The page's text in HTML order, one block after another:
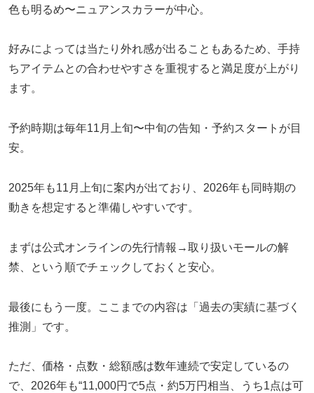
色も明るめ〜ニュアンスカラーが中心。
好みによっては当たり外れ感が出ることもあるため、手持
ちアイテムとの合わせやすさを重視すると満足度が上がり
ます。
予約時期は毎年11月上旬〜中旬の告知・予約スタートが目
安。
2025年も11月上旬に案内が出ており、2026年も同時期の
動きを想定すると準備しやすいです。
まずは公式オンラインの先行情報→取り扱いモールの解
禁、という順でチェックしておくと安心。
最後にもう一度。ここまでの内容は「過去の実績に基づく
推測」です。
ただ、価格・点数・総額感は数年連続で安定しているの
で、2026年も“11,000円で5点・約5万円相当、うち1点は可